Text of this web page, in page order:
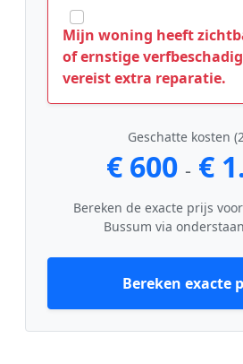
Mijn woning heeft
of ernstige
vereist extra reparatie.
Geschatte kosten
€ 600 - €
Bereken de exacte prijs
Bussum via
Bereken exacte